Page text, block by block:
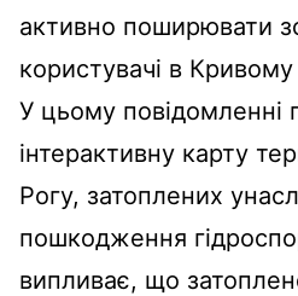
активно поширювати
користувачі в Кривому
У цьому повідомленні
інтерактивну карту
Рогу, затоплених
пошкодження
випливає, що